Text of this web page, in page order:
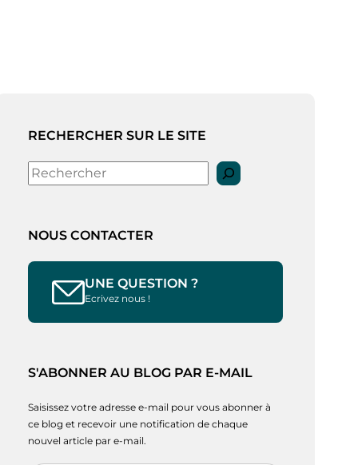
RECHERCHER SUR LE SITE
Rechercher
NOUS CONTACTER
UNE QUESTION ?
Ecrivez nous !
S'ABONNER AU BLOG PAR E-MAIL
Saisissez votre adresse e-mail pour vous abonner à
ce blog et recevoir une notification de chaque
nouvel article par e-mail.